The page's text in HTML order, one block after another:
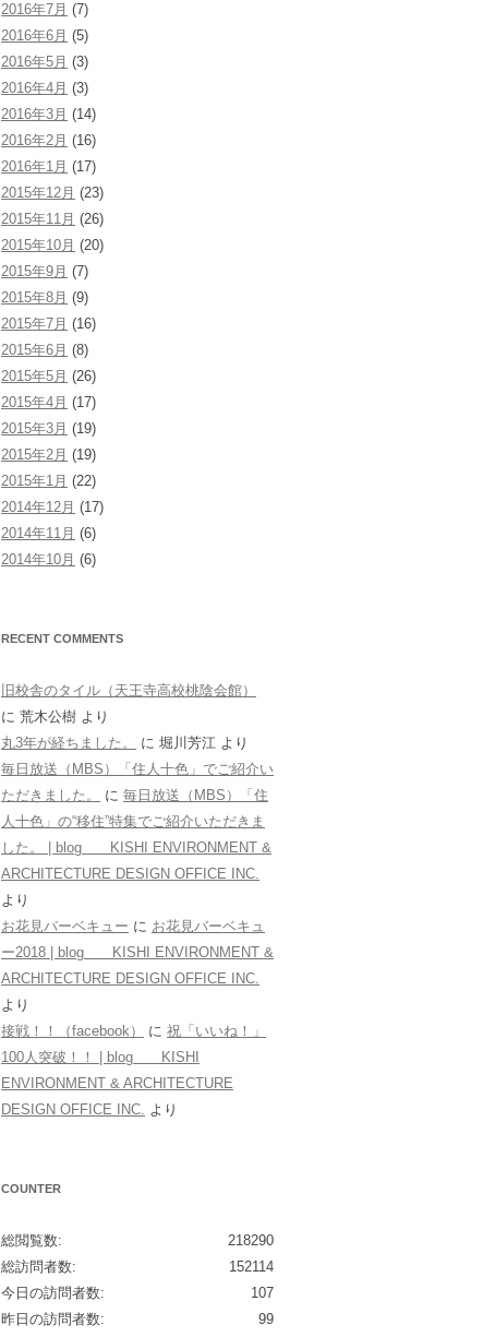
2016年7月 (7)
2016年6月 (5)
2016年5月 (3)
2016年4月 (3)
2016年3月 (14)
2016年2月 (16)
2016年1月 (17)
2015年12月 (23)
2015年11月 (26)
2015年10月 (20)
2015年9月 (7)
2015年8月 (9)
2015年7月 (16)
2015年6月 (8)
2015年5月 (26)
2015年4月 (17)
2015年3月 (19)
2015年2月 (19)
2015年1月 (22)
2014年12月 (17)
2014年11月 (6)
2014年10月 (6)
RECENT COMMENTS
旧校舎のタイル（天王寺高校桃陰会館）
に 荒木公樹 より
丸3年が経ちました。
に 堀川芳江 より
毎日放送（MBS）「住人十色」でご紹介い
ただきました。
に 毎日放送（MBS）「住
人十色」の“移住”特集でご紹介いただきま
した。 | blog KISHI ENVIRONMENT &
ARCHITECTURE DESIGN OFFICE INC.
より
お花見バーベキュー に お花見バーベキュ
ー2018 | blog KISHI ENVIRONMENT &
ARCHITECTURE DESIGN OFFICE INC.
より
接戦！！（facebook）
に 祝「いいね！」
100人突破！！ | blog KISHI
ENVIRONMENT & ARCHITECTURE
DESIGN OFFICE INC. より
COUNTER
218290
総閲覧数:
152114
総訪問者数:
107
今日の訪問者数:
99
昨日の訪問者数: